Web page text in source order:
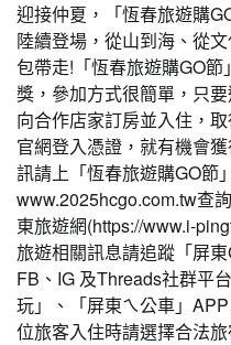
迎接仲夏，「恆春旅遊購
陸續登場，從山到海、從
包帶走!「恆春旅遊購GO
獎，參加方式很簡單，只
向合作店家訂房並入住，
官網登入憑證，就有機會
訊請上「恆春旅遊購GO節
www.2025hcgo.com.tw查
東旅遊網(https://www.i-
旅遊相關訊息請追蹤「屏東
FB、IG 及Threads社群平
玩」、「屏東ㄟ公車」
位旅客入住時請選擇合法